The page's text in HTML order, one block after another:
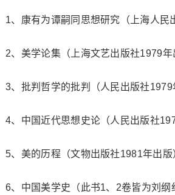
1、康有为谭嗣同思想研究（上海人民
2、美学论集（上海文艺出版社1979年
3、批判哲学的批判（人民出版社1979
4、中国近代思想史论（人民出版社
5、美的历程（文物出版社1981年出版
6、中国美学史（此书1、2卷皆为刘纲